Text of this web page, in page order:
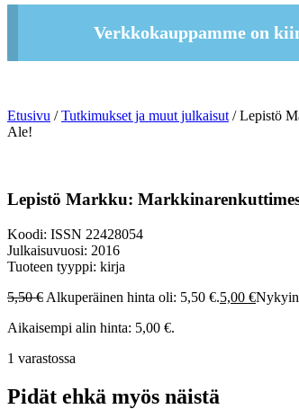
Verkkokauppamme on
Etusivu /Tutkimukset ja muut julkaisut/ Lepistö
Ale!
Lepistö Markku:
Koodi: ISSN 22428054
Julkaisuvuosi: 2016
Tuoteen tyyppi: kirja
5,50€ Alkuperäinen hinta oli: 5,50 €.5,00 €
Aikaisempi alin hinta: 5,00 €.
1 varastossa
Pidät ehkä myös näistä